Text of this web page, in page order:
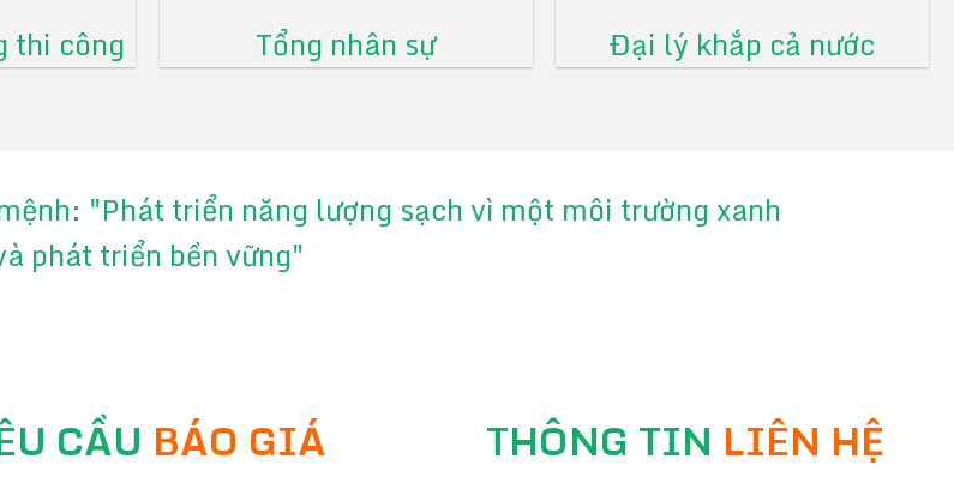
thi công Tổng nhân sự Đại lý khắp cả nước
"Phát triển năng lượng sạch vì một môi trường xanh
phát triển bền vững"
CẦU BÁO GIÁ
THÔNG TIN LIÊN HỆ